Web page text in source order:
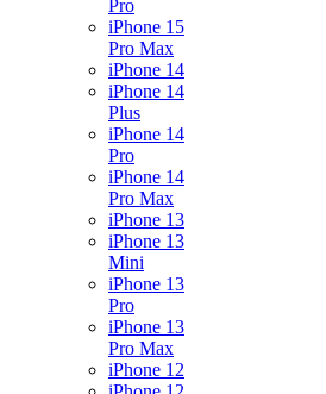
Pro
iPhone 15
Pro Max
iPhone 14
iPhone 14
Plus
iPhone 14
Pro
iPhone 14
Pro Max
iPhone 13
iPhone 13
Mini
iPhone 13
Pro
iPhone 13
Pro Max
iPhone 12